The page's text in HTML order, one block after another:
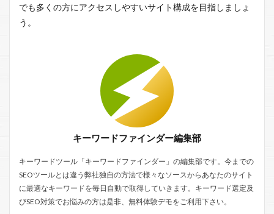
でも多くの方にアクセスしやすいサイト構成を目指しましょ
う。
キーワードファインダー編集部
キーワードツール「キーワードファインダー」の編集部です。今までの
SEOツールとは違う弊社独自の方法で様々なソースからあなたのサイト
に最適なキーワードを毎日自動で取得していきます。キーワード選定及
びSEO対策でお悩みの方は是非、無料体験デモをご利用下さい。